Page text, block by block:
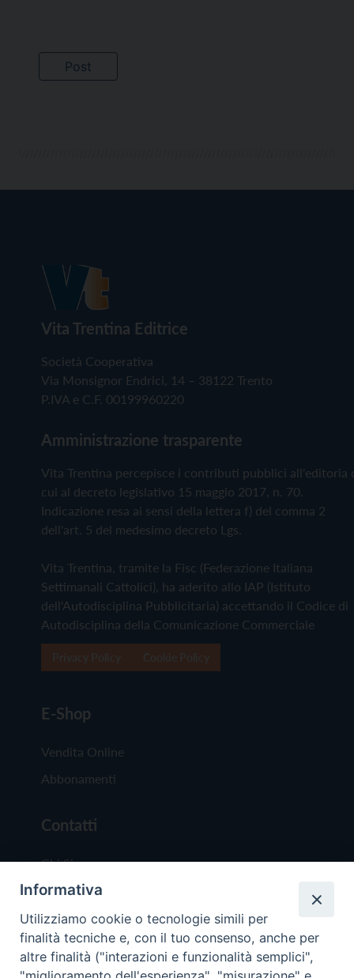
Vita Trentina Editrice
Società Cooperativa
Via Monsignor Endrici, 14 – 38122 Trento
P.IVA e C.F. 00199960220
Amministrazione trasparente
Vita Trentina percepisce i contributi pubblici all'editoria
cui al decreto legislativo 15 maggio 2017, n. 70.
Indicazione resa ai sensi della lettera f) del comma 2
dell'art. 5 del medesimo decreto Lgs.
Vita Trentina, tramite la Fisc (Federazione Italiana
Settimanali Cattolici), ha aderito allo IAP (Istituto
dell'Autodisciplina Pubblicitaria) accettando il Codice di
Autodisciplina della Comunicazione Commerciale
E-Shop
Vendita Online
Abbonamenti
Contatti
Chi Siamo
Redazione
Scrivici
Informativa
Utilizziamo cookie o tecnologie simili per
finalità tecniche e, con il tuo consenso, anche per
altre finalità ("interazioni e funzionalità semplici",